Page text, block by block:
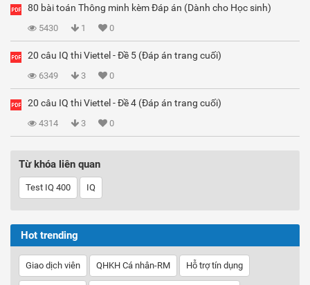
80 bài toán Thông minh kèm Đáp án (Dành cho Học sinh)
5430 1 0
20 câu IQ thi Viettel - Đề 5 (Đáp án trang cuối)
6349 3 0
20 câu IQ thi Viettel - Đề 4 (Đáp án trang cuối)
4314 3 0
Từ khóa liên quan
Test IQ 400 IQ
Hot trending
Giao dịch viên QHKH Cá nhân-RM Hỗ trợ tín dụng